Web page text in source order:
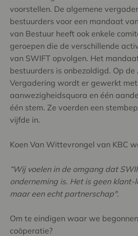
voorstellen. De algemene
bestuurders voor een mandaat
van Bestuur heeft ook enkele
geroepen die de verschillende
van SWIFT opvolgen. Het
bestuurders is onbezoldigd. Op de
Vergadering wordt er gewerkt met
aanwezigheidsquora en één
één stem. Ze voerden een
vijfde in.
Koen Van Wittevrongel van KBC
“Wij voelen in de omgang dat
onderneming is. Het is geen
maar een echt partnerschap".
Om te eindigen waar we
coöperatie?